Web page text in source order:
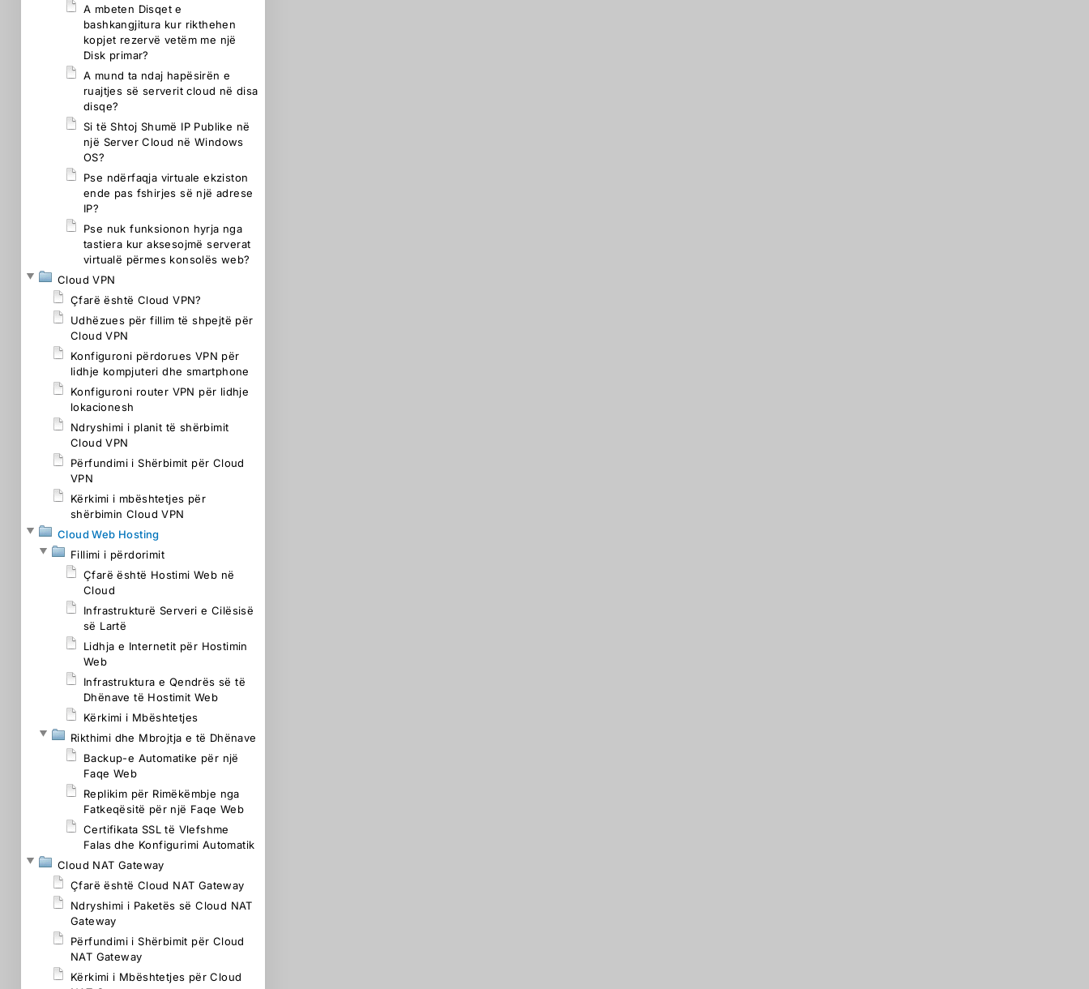
A mbeten Disqet e
bashkangjitura kur rikthehen
kopjet rezervë vetëm me një
Disk primar?
A mund ta ndaj hapësirën e
ruajtjes së serverit cloud në disa
disqe?
Si të Shtoj Shumë IP Publike në
një Server Cloud në Windows
OS?
Pse ndërfaqja virtuale ekziston
ende pas fshirjes së një adrese
IP?
Pse nuk funksionon hyrja nga
tastiera kur aksesojmë serverat
virtualë përmes konsolës web?
Cloud VPN
Çfarë është Cloud VPN?
Udhëzues për fillim të shpejtë për
Cloud VPN
Konfiguroni përdorues VPN për
lidhje kompjuteri dhe smartphone
Konfiguroni router VPN për lidhje
lokacionesh
Ndryshimi i planit të shërbimit
Cloud VPN
Përfundimi i Shërbimit për Cloud
VPN
Kërkimi i mbështetjes për
shërbimin Cloud VPN
Cloud Web Hosting
Fillimi i përdorimit
Çfarë është Hostimi Web në
Cloud
Infrastrukturë Serveri e Cilësisë
së Lartë
Lidhja e Internetit për Hostimin
Web
Infrastruktura e Qendrës së të
Dhënave të Hostimit Web
Kërkimi i Mbështetjes
Rikthimi dhe Mbrojtja e të Dhënave
Backup-e Automatike për një
Faqe Web
Replikim për Rimëkëmbje nga
Fatkeqësitë për një Faqe Web
Certifikata SSL të Vlefshme
Falas dhe Konfigurimi Automatik
Cloud NAT Gateway
Çfarë është Cloud NAT Gateway
Ndryshimi i Paketës së Cloud NAT
Gateway
Përfundimi i Shërbimit për Cloud
NAT Gateway
Kërkimi i Mbështetjes për Cloud